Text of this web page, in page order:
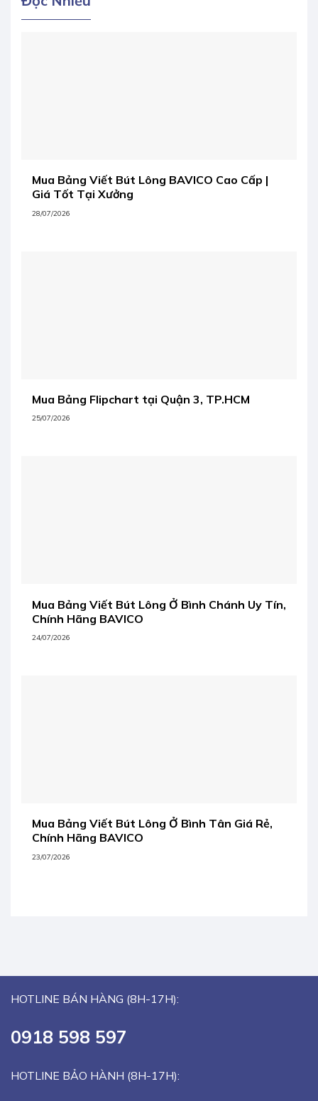
Mua Bảng Viết Bút Lông BAVICO Cao Cấp |
Giá Tốt Tại Xưởng
28/07/2026
Mua Bảng Flipchart tại Quận 3, TP.HCM
25/07/2026
Mua Bảng Viết Bút Lông Ở Bình Chánh Uy Tín,
Chính Hãng BAVICO
24/07/2026
Mua Bảng Viết Bút Lông Ở Bình Tân Giá Rẻ,
Chính Hãng BAVICO
23/07/2026
HOTLINE BÁN HÀNG (8H-17H):
0918 598 597
HOTLINE BẢO HÀNH (8H-17H):